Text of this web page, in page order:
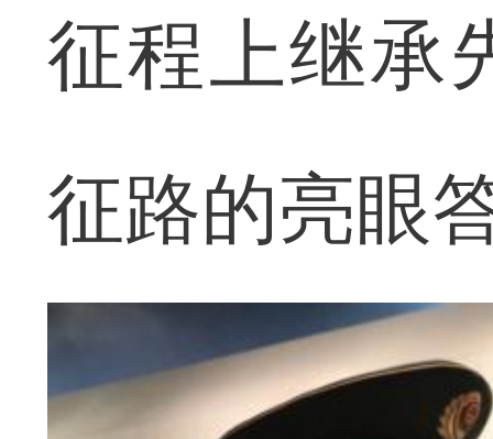
征程上继承
征路的亮眼